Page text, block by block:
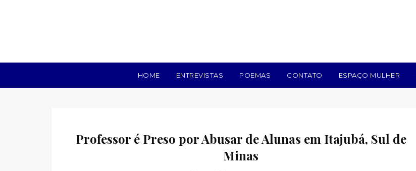
HOME ENTREVISTAS POEMAS CONTATO ESPAÇO MULHER
Professor é Preso por Abusar de Alunas em Itajubá, Sul de
Minas